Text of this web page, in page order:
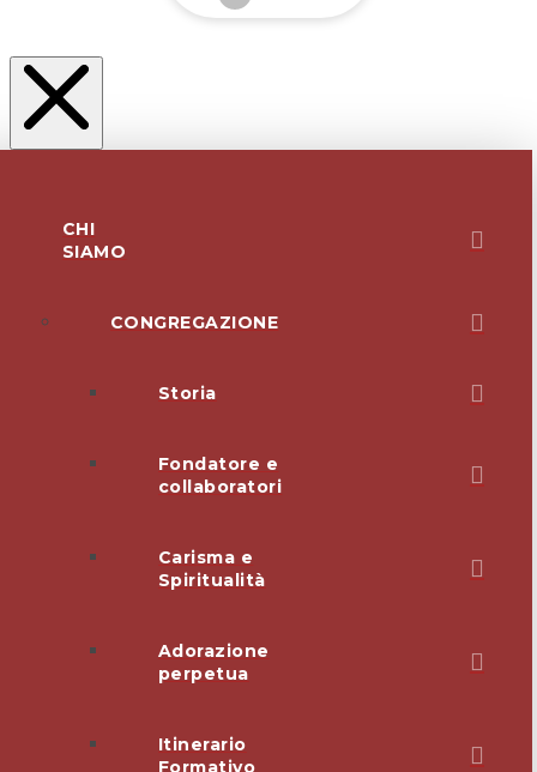
CHI
SIAMO
CONGREGAZIONE
Storia
Fondatore e
collaboratori
Carisma e
Spiritualità
Adorazione
perpetua
Itinerario
Formativo